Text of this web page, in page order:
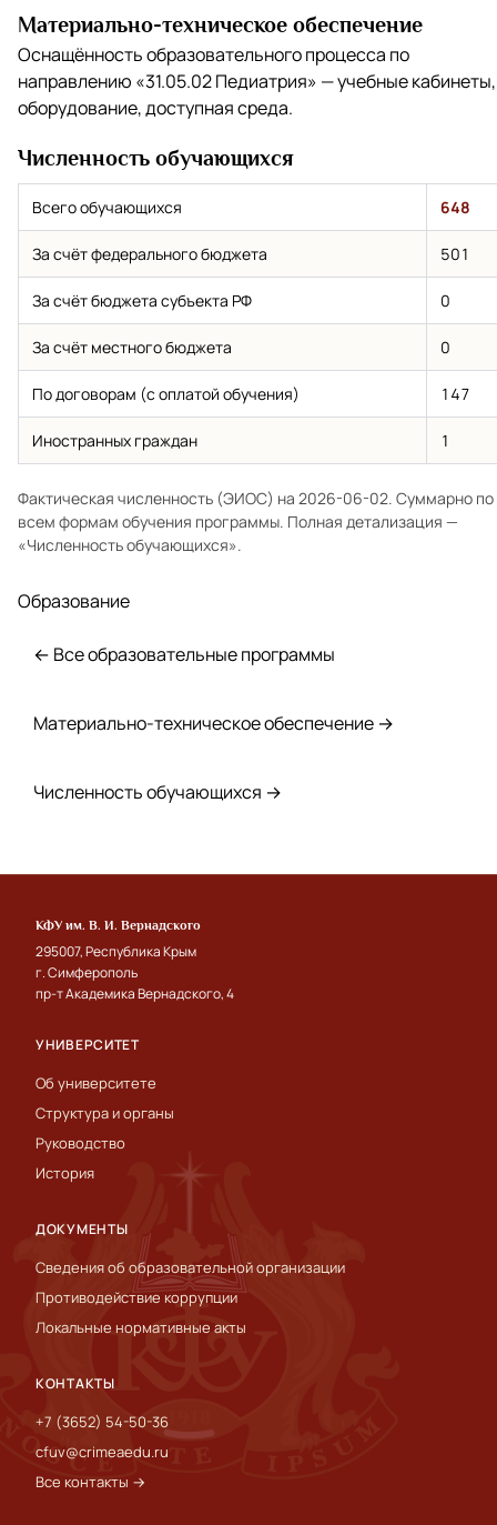
Материально-техническое обеспечение
Оснащённость образовательного процесса по
направлению «31.05.02 Педиатрия» — учебные кабинеты,
оборудование, доступная среда.
Численность обучающихся
Всего обучающихся 648
За счёт федерального бюджета 501
За счёт бюджета субъекта РФ 0
За счёт местного бюджета 0
По договорам (с оплатой обучения) 147
Иностранных граждан 1
Фактическая численность (ЭИОС) на 2026-06-02. Суммарно по
всем формам обучения программы. Полная детализация —
«Численность обучающихся».
Образование
← Все образовательные программы
Материально-техническое обеспечение →
Численность обучающихся →
КФУ им. В. И. Вернадского
295007, Республика Крым
г. Симферополь
пр-т Академика Вернадского, 4
УНИВЕРСИТЕТ
Об университете
Структура и органы
Руководство
История
ДОКУМЕНТЫ
Сведения об образовательной организации
Противодействие коррупции
Локальные нормативные акты
КОНТАКТЫ
+7 (3652) 54-50-36
cfuv@crimeaedu.ru
Все контакты →